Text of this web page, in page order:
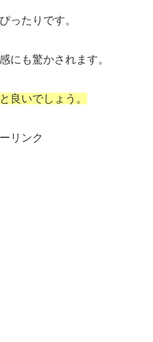
ったりです。
にも驚かされます。
良いでしょう。
リンク